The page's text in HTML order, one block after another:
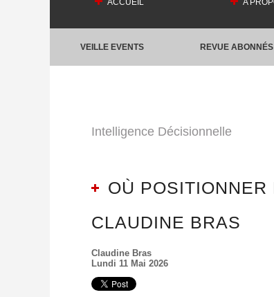
ACCUEIL A
VEILLE EVENTS REVUE ABONNÉS
Intelligence Décisionnelle
OÙ
CLAUDINE BRAS
Claudine Bras
Lundi 11 Mai 2026